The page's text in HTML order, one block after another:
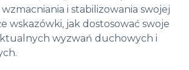
i stabilizowania swojej
wskazówki, jak dostosować swoje
wyzwań duchowych i